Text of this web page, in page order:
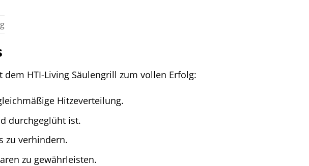
HTI-Living Säulengrill zum vollen Erfolg:
Hitzeverteilung.
durchgeglüht ist.
zu verhindern.
zu gewährleisten.